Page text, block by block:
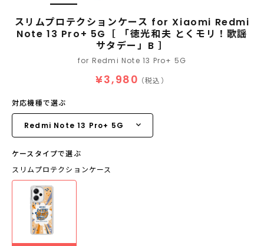
スリムプロテクションケース for Xiaomi Redmi
Note 13 Pro+ 5G［ 「徳光和夫 とくモリ！歌謡
サタデー」B ］
for Redmi Note 13 Pro+ 5G
¥3,980 （税込）
対応機種で選ぶ
ケースタイプで選ぶ
スリムプロテクションケース